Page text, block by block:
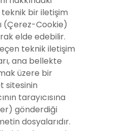
bir iletişim
(Çerez-Cookie)
elde edebilir.
teknik iletişim
ana bellekte
üzere bir
sitesinin
tarayıcısına
gönderdiği
dosyalarıdır.